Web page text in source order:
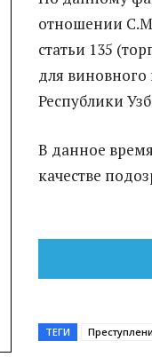
отношении
статьи 135
для виновного
Республики
В данное
качестве
ТЕГИ